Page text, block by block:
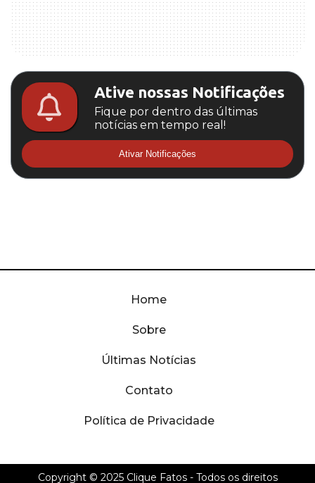
Ative nossas Notificações
Fique por dentro das últimas
notícias em tempo real!
Ativar Notificações
Home
Sobre
Últimas Notícias
Contato
Política de Privacidade
Copyright © 2025 Clique Fatos- Todos os direitos